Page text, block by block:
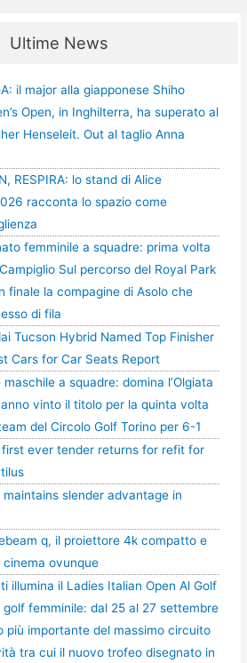
Ultime News
il major alla giapponese Shiho
Open, in Inghilterra, ha superato al
Henseleit. Out al taglio Anna
RESPIRA: lo stand di Alice
racconta lo spazio come
femminile a squadre: prima volta
Sul percorso del Royal Park
finale la compagine di Asolo che
di fila
Tucson Hybrid Named Top Finisher
Cars for Car Seats Report
maschile a squadre: domina l’Olgiata
vinto il titolo per la quinta volta
del Circolo Golf Torino per 6-1
first ever tender returns for refit for
maintains slender advantage in
q, il proiettore 4k compatto e
ovunque
illumina il Ladies Italian Open Al Golf
femminile: dal 25 al 27 settembre
più importante del massimo circuito
tra cui il nuovo trofeo disegnato in